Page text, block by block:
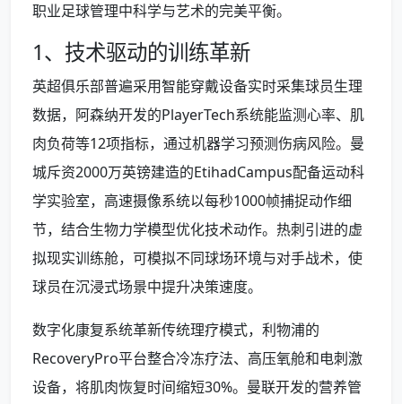
职业足球管理中科学与艺术的完美平衡。
1、技术驱动的训练革新
英超俱乐部普遍采用智能穿戴设备实时采集球员生理
数据，阿森纳开发的PlayerTech系统能监测心率、肌
肉负荷等12项指标，通过机器学习预测伤病风险。曼
城斥资2000万英镑建造的EtihadCampus配备运动科
学实验室，高速摄像系统以每秒1000帧捕捉动作细
节，结合生物力学模型优化技术动作。热刺引进的虚
拟现实训练舱，可模拟不同球场环境与对手战术，使
球员在沉浸式场景中提升决策速度。
数字化康复系统革新传统理疗模式，利物浦的
RecoveryPro平台整合冷冻疗法、高压氧舱和电刺激
设备，将肌肉恢复时间缩短30%。曼联开发的营养管